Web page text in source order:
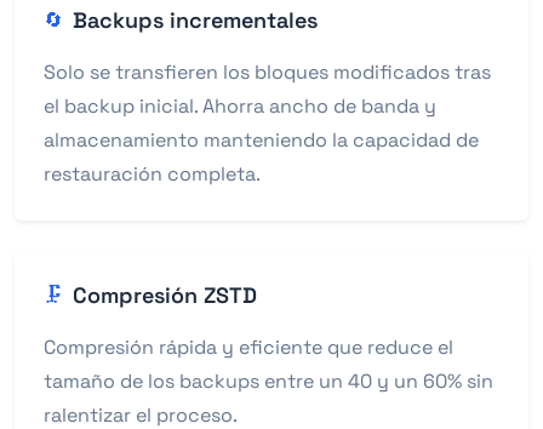
🔄 Backups incrementales
Solo se transfieren los bloques modificados tras
el backup inicial. Ahorra ancho de banda y
almacenamiento manteniendo la capacidad de
restauración completa.
🗜️ Compresión ZSTD
Compresión rápida y eficiente que reduce el
tamaño de los backups entre un 40 y un 60% sin
ralentizar el proceso.